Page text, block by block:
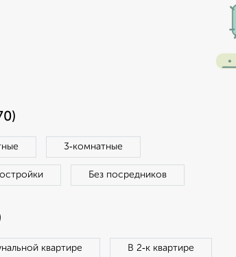
3‑комнатные
Без посредников
квартире В 2‑к квартире